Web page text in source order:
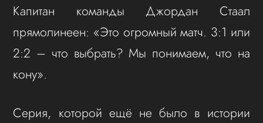
Капитан команды Джордан Стаал
прямолинеен: «Это огромный матч. 3:1 или
2:2 – что выбрать? Мы понимаем, что на
кону».
Серия, которой ещё не было в истории